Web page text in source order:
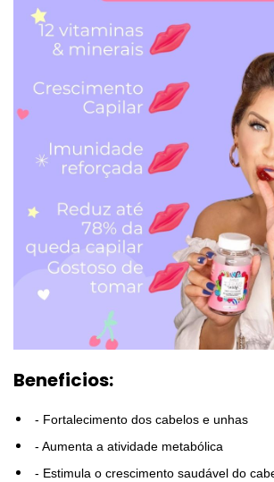
Beneficios:
- Fortalecimento dos cabelos e unhas
- Aumenta a atividade metabólica
- Estimula o crescimento saudável do